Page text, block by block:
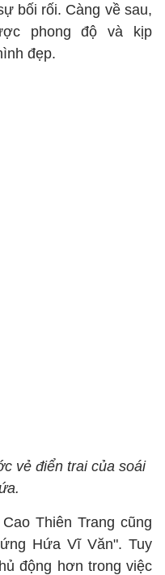
bối rối. Càng về sau,
phong độ và kịp
đẹp.
vẻ điển trai của soái
Thiên Trang cũng
Hứa Vĩ Văn". Tuy
động hơn trong việc